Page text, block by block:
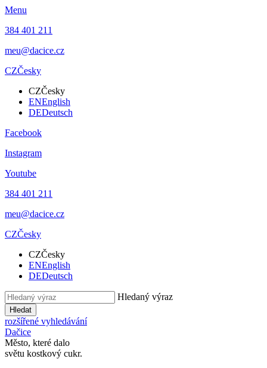
Menu
384 401 211
meu@dacice.cz
CZČesky
CZČesky
ENEnglish
DEDeutsch
Facebook
Instagram
Youtube
384 401 211
meu@dacice.cz
CZČesky
CZČesky
ENEnglish
DEDeutsch
Hledaný výraz
Hledat
rozšířené vyhledávání
Dačice
Město, které dalo
světu kostkový cukr.